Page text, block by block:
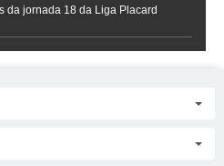
da jornada 18 da Liga Placard